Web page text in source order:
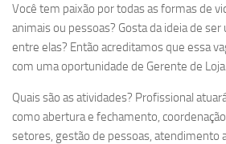
Você tem paixão por todas as formas de
animais ou pessoas? Gosta da ideia de
entre elas? Então acreditamos que essa
com uma oportunidade de Gerente de
Quais são as atividades? Profissional
como abertura e fechamento,
setores, gestão de pessoas, atendimento